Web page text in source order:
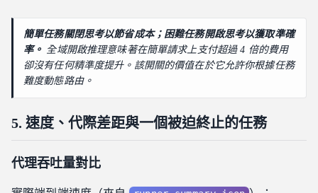
簡單任務關閉思考以節省成本；困難任務開啟思考以獲取準確
率。 全域開啟推理意味著在簡單請求上支付超過 4 倍的費用
卻沒有任何精準度提升。該開關的價值在於它允許你根據任務
難度動態路由。
5. 速度、代際差距與一個被迫終止的任務
代理吞吐量對比